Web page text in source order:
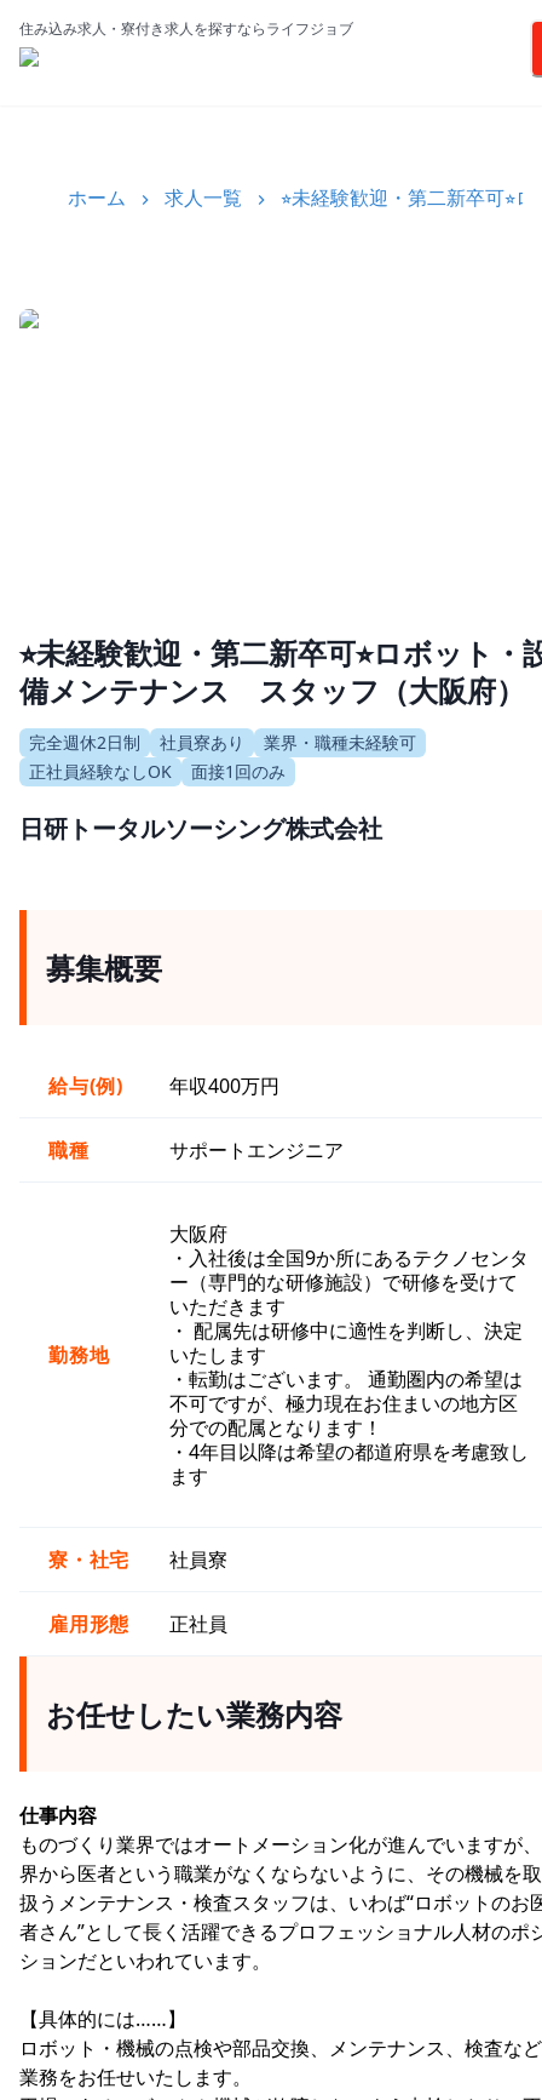
住み込み求人・寮付き求人を探すならライフジョブ
ホーム 求人一覧 ⭐︎未経験歓迎・第二新卒可⭐︎
⭐︎未経験歓迎・第二新卒可⭐︎ロボット・
備メンテナンス スタッフ（大阪府）
完全週休2日制 社員寮あり
業界・職種未経験可
正社員経験なしOK
面接1回のみ
日研トータルソーシング株式会社
募集概要
給与(例) 年収400万円
職種 サポートエンジニア
勤務地
大阪府
・入社後は全国9か所にあるテクノセンタ
ー（専門的な研修施設）で研修を受けて
いただきます
・ 配属先は研修中に適性を判断し、決定
いたします
・転勤はございます。 通勤圏内の希望は
不可ですが、極力現在お住まいの地方区
分での配属となります！
・4年目以降は希望の都道府県を考慮致し
ます
寮・社宅 社員寮
雇用形態 正社員
お任せしたい業務内容
仕事内容
ものづくり業界ではオートメーション化が進んでいますが
界から医者という職業がなくならないように、その機械を
扱うメンテナンス・検査スタッフは、いわば“ロボットのお
者さん”として長く活躍できるプロフェッショナル人材のポ
ションだといわれています。
【具体的には……】
ロボット・機械の点検や部品交換、メンテナンス、検査な
業務をお任せいたします。